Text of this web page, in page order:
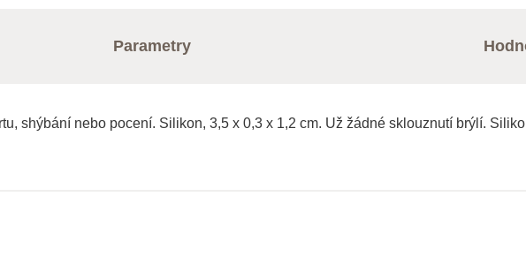
Parametry
shýbání nebo pocení. Silikon, 3,5 x 0,3 x 1,2 cm. Už žádné sklouznutí brýlí.